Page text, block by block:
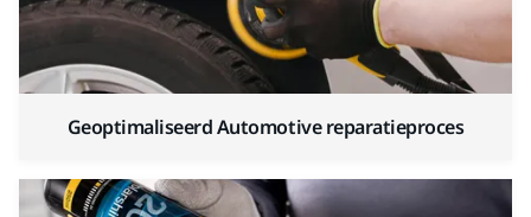
Geoptimaliseerd Automotive reparatieproces